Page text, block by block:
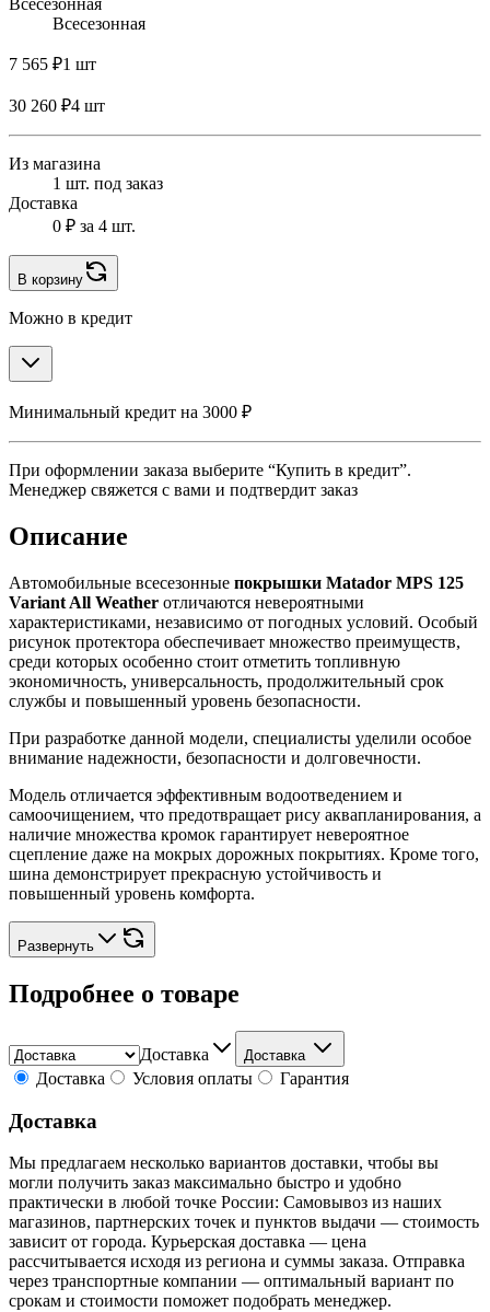
Всесезонная
Всесезонная
7 565 ₽1 шт
30 260 ₽4 шт
Из магазина
1 шт. под заказ
Доставка
0 ₽ за 4 шт.
В корзину
Можно в кредит
Минимальный кредит на 3000 ₽
При оформлении заказа выберите “Купить в кредит”.
Менеджер свяжется с вами и подтвердит заказ
Описание
Автомобильные всесезонные покрышки Matador MPS 125
Variant All Weather отличаются невероятными
характеристиками, независимо от погодных условий. Особый
рисунок протектора обеспечивает множество преимуществ,
среди которых особенно стоит отметить топливную
экономичность, универсальность, продолжительный срок
службы и повышенный уровень безопасности.
При разработке данной модели, специалисты уделили особое
внимание надежности, безопасности и долговечности.
Модель отличается эффективным водоотведением и
самоочищением, что предотвращает рису аквапланирования, а
наличие множества кромок гарантирует невероятное
сцепление даже на мокрых дорожных покрытиях. Кроме того,
шина демонстрирует прекрасную устойчивость и
повышенный уровень комфорта.
Развернуть
Подробнее о товаре
Доставка Доставка
Доставка Условия оплаты Гарантия
Доставка
Мы предлагаем несколько вариантов доставки, чтобы вы
могли получить заказ максимально быстро и удобно
практически в любой точке России: Самовывоз из наших
магазинов, партнерских точек и пунктов выдачи — стоимость
зависит от города. Курьерская доставка — цена
рассчитывается исходя из региона и суммы заказа. Отправка
через транспортные компании — оптимальный вариант по
срокам и стоимости поможет подобрать менеджер.